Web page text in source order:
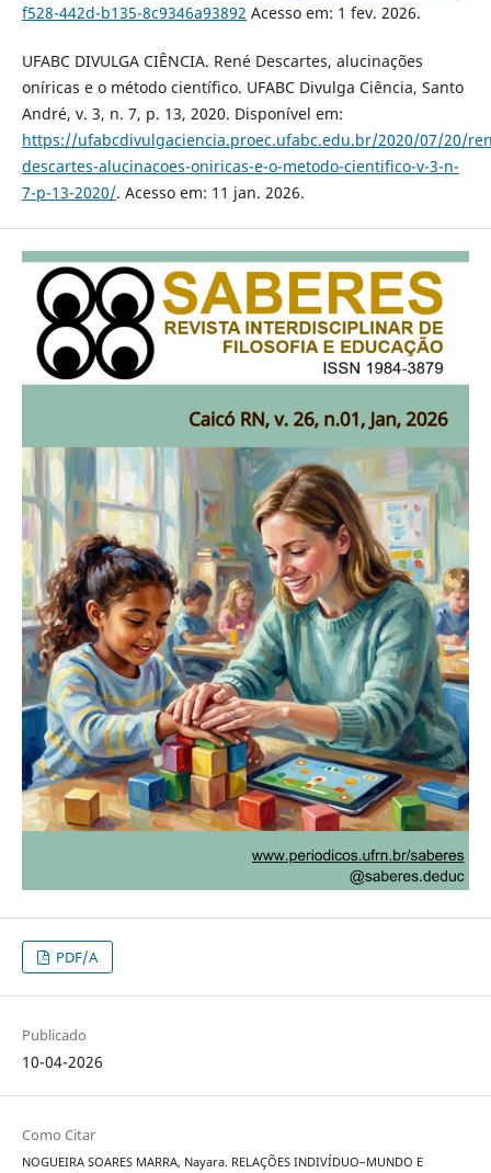
f528-442d-b135-8c9346a93892 Acesso em: 1 fev. 2026.
UFABC DIVULGA CIÊNCIA. René Descartes, alucinações
oníricas e o método científico. UFABC Divulga Ciência, Santo
André, v. 3, n. 7, p. 13, 2020. Disponível em:
https://ufabcdivulgaciencia.proec.ufabc.edu.br/2020/07/20/
descartes-alucinacoes-oniricas-e-o-metodo-cientifico-v-3-n-
7-p-13-2020/. Acesso em: 11 jan. 2026.
PDF/A
Publicado
10-04-2026
Como Citar
NOGUEIRA SOARES MARRA, Nayara. RELAÇÕES INDIVÍDUO–MUNDO E